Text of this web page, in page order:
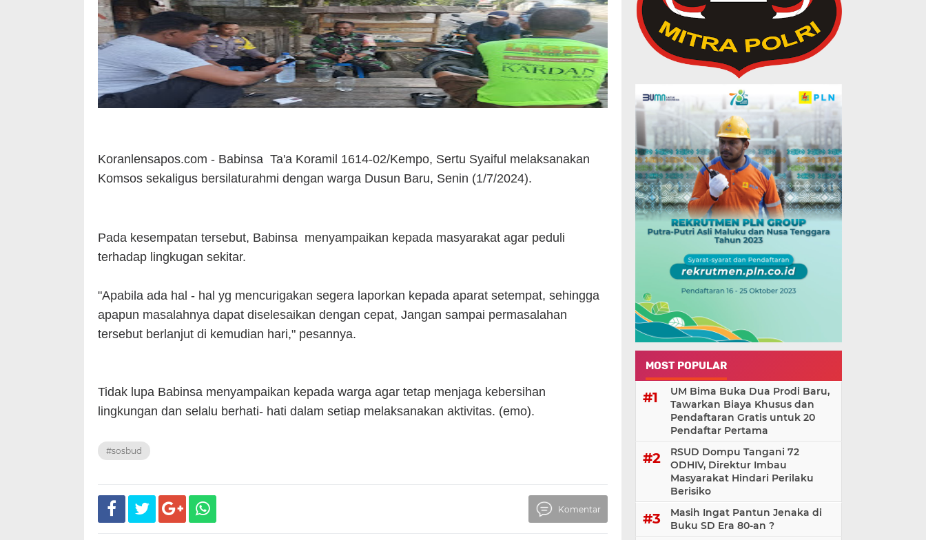
Koranlensapos.com - Babinsa Ta'a Koramil 1614-02/Kempo, Sertu Syaiful melaksanakan
Komsos sekaligus bersilaturahmi dengan warga Dusun Baru, Senin (1/7/2024).
Pada kesempatan tersebut, Babinsa menyampaikan kepada masyarakat agar peduli
terhadap lingkugan sekitar.
"Apabila ada hal - hal yg mencurigakan segera laporkan kepada aparat setempat, sehingga
apapun masalahnya dapat diselesaikan dengan cepat, Jangan sampai permasalahan
tersebut berlanjut di kemudian hari," pesannya.
Tidak lupa Babinsa menyampaikan kepada warga agar tetap menjaga kebersihan
lingkungan dan selalu berhati- hati dalam setiap melaksanakan aktivitas. (emo).
#sosbud
Komentar
MOST POPULAR
UM Bima Buka Dua Prodi Baru,
Tawarkan Biaya Khusus dan
Pendaftaran Gratis untuk 20
Pendaftar Pertama
RSUD Dompu Tangani 72
ODHIV, Direktur Imbau
Masyarakat Hindari Perilaku
Berisiko
Masih Ingat Pantun Jenaka di
Buku SD Era 80-an ?